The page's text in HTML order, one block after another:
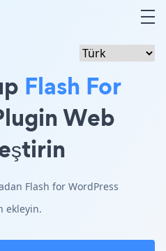
Flash For
Web
Flash for WordPress
ekleyin.